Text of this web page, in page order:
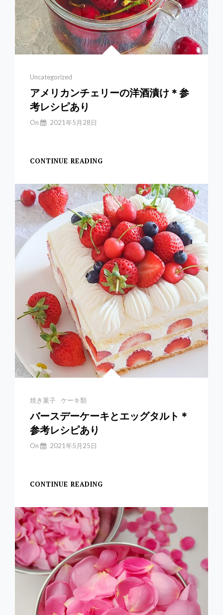
ン
&
シ
フ
ォ
ド
Categories
Uncategorized
アメリカンチェリーの洋酒漬け＊参
考レシピあり
By
On 2021年5月28日
CONTINUE READING
リ
カ
ン
チ
ェ
リ
ー
の
洋
酒
漬
け
＊
参
考
レ
シ
ピ
あ
Categories
焼き菓子 ケーキ類
バースデーケーキとエッグタルト＊
参考レシピあり
By
On 2021年5月25日
CONTINUE READING
ス
ケ
ー
キ
と
エ
グ
タ